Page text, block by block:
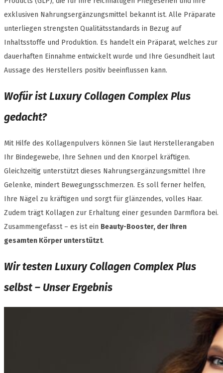
exklusiven Nahrungsergänzungsmittel bekannt ist. Alle Präparate
unterliegen strengsten Qualitätsstandards in Bezug auf
Inhaltsstoffe und Produktion. Es handelt ein Präparat, welches zur
dauerhaften Einnahme entwickelt wurde und Ihre Gesundheit laut
Aussage des Herstellers positiv beeinflussen kann.
Wofür ist Luxury Collagen Complex Plus
gedacht?
Mit Hilfe des Kollagenpulvers können Sie laut Herstellerangaben
Ihr Bindegewebe, Ihre Sehnen und den Knorpel kräftigen.
Gleichzeitig unterstützt dieses Nahrungsergänzungsmittel Ihre
Gelenke, mindert Bewegungsschmerzen. Es soll ferner helfen,
Ihre Nägel zu kräftigen und sorgt für glänzendes, volles Haar.
Zudem trägt Kollagen zur Erhaltung einer gesunden Darmflora bei.
Zusammengefasst – es ist ein Beauty-Booster, der Ihren
gesamten Körper unterstützt.
Wir testen Luxury Collagen Complex Plus
selbst – Unser Ergebnis